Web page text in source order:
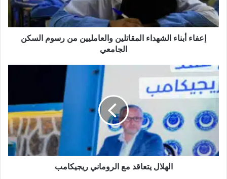
رسوم
السكن
الجامعي
إعفاء أبناء الشهداء المقاتلين والعامليين من رسوم السكن
الجامعي
الهلال
يتعاقد
مع
ريجيكامب
الهلال يتعاقد مع الروماني ريجيكامب